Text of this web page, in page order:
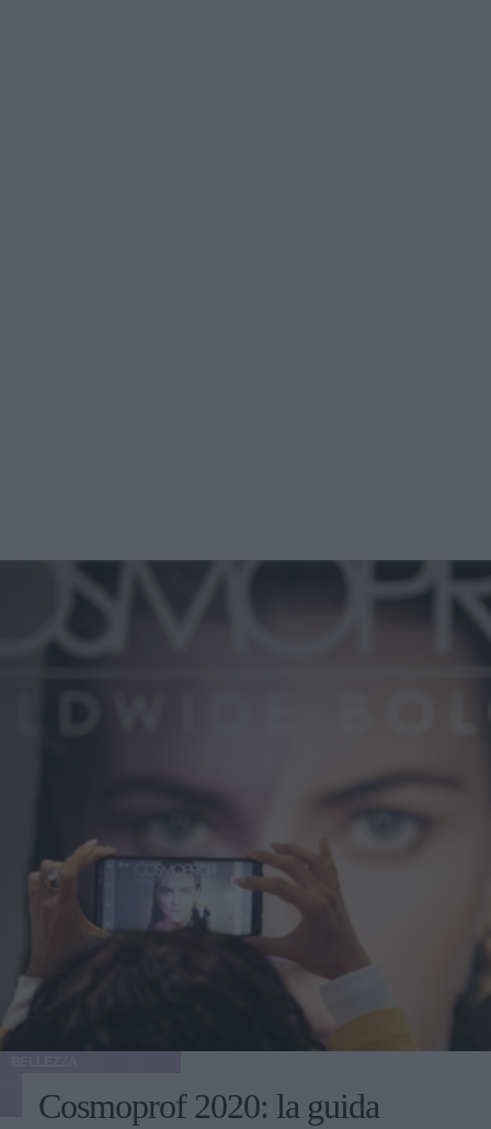
Cosmoprof 2020: la guida